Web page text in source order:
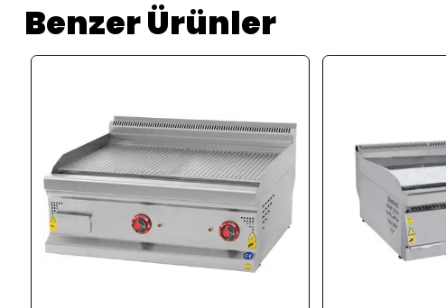
Benzer Ürünler